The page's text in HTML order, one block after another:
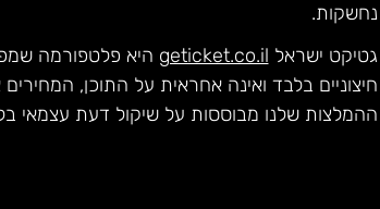
נחשקות.
גטיקט ישראל geticket.co.il היא פלטפורמה
חיצוניים בלבד ואינה אחראית על התוכן, המחירים
ההמלצות שלנו מבוססות על שיקול דעת עצמאי